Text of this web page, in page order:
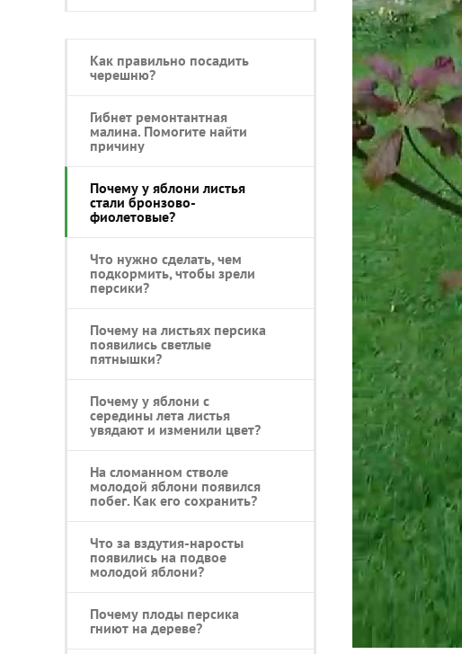
Как правильно посадить
черешню?
Гибнет ремонтантная
малина. Помогите найти
причину
Почему у яблони листья
стали бронзово-
фиолетовые?
Что нужно сделать, чем
подкормить, чтобы зрели
персики?
Почему на листьях персика
появились светлые
пятнышки?
Почему у яблони с
середины лета листья
увядают и изменили цвет?
На сломанном стволе
молодой яблони появился
побег. Как его сохранить?
Что за вздутия-наросты
появились на подвое
молодой яблони?
Почему плоды персика
гниют на дереве?